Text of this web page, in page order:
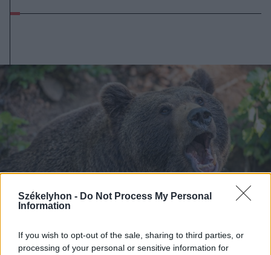
Székelyhon - Do Not Process My Personal
Information
If you wish to opt-out of the sale, sharing to third parties, or
processing of your personal or sensitive information for